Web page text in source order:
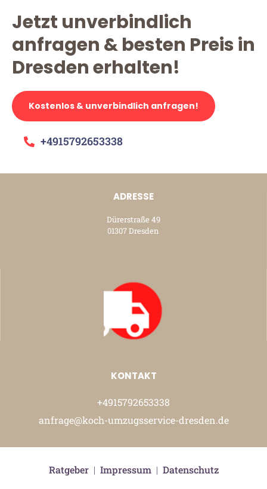
Jetzt unverbindlich
anfragen & besten Preis in
Dresden erhalten!
Kostenlos & unverbindlich anfragen!
+4915792653338
ADRESSE
Dürerstraße 49
01307 Dresden
KONTAKT
+4915792653338
anfrage@koch-umzugsservice-dresden.de
Ratgeber| Impressum| Datenschutz